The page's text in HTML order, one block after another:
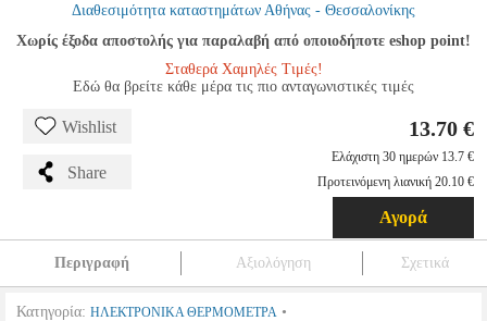
Διαθεσιμότητα καταστημάτων Αθήνας - Θεσσαλονίκης
Χωρίς έξοδα αποστολής για παραλαβή από οποιοδήποτε eshop point!
Σταθερά Χαμηλές Τιμές!
Εδώ θα βρείτε κάθε μέρα τις πιο ανταγωνιστικές τιμές
Wishlist
Share
13.70 €
Ελάχιστη 30 ημερών 13.7 €
Προτεινόμενη λιανική 20.10 €
Αγορά
Περιγραφή Αξιολόγηση Σχετικά
Κατηγορία: ΗΛΕΚΤΡΟΝΙΚΑ ΘΕΡΜΟΜΕΤΡΑ •